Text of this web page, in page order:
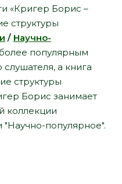
«Кригер Борис –
структуры
/ Научно-
популярным
а книга
структуры
Борис занимает
коллекции
популярное".